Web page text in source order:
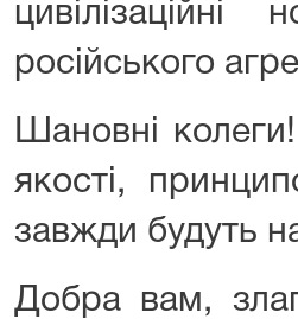
цивілізаційні
російського
Шановні
якості,
завжди будуть
Добра вам,